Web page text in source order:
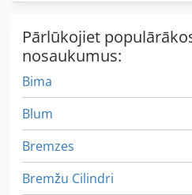
Pārlūkojiet
nosaukumus:
Bima
Blum
Bremzes
Bremžu Cilindri